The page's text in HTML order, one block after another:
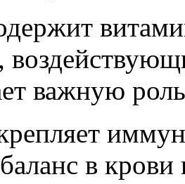
важную
в крови